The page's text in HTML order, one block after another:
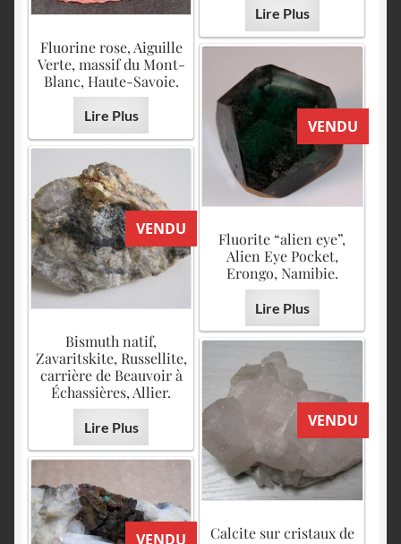
Lire Plus
Fluorine rose, Aiguille
Verte, massif du Mont-
Blanc, Haute-Savoie.
Lire Plus
VENDU
Fluorite “alien eye”,
Alien Eye Pocket,
Erongo, Namibie.
Lire Plus
VENDU
Bismuth natif,
Zavaritskite, Russellite,
carrière de Beauvoir à
Échassières, Allier.
Lire Plus VENDU
Calcite sur cristaux de
VENDU